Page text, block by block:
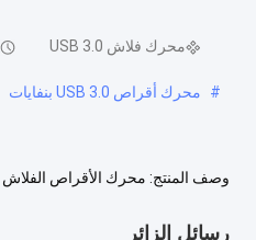
محرك فلاش USB 3.0
# محرك أقراص USB 3.0 بنفايات
رسائل الزائر